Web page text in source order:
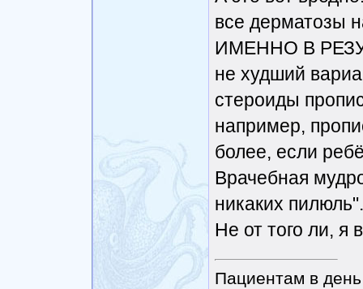
все дерматозы
ИМЕННО В
не худший
стероиды
например,
более, если
Врачебная
никаких
Не от того ли, я
Пациентам в